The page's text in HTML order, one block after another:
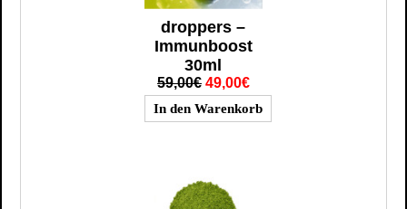
droppers –
Immunboost
30ml
59,00€ 49,00€